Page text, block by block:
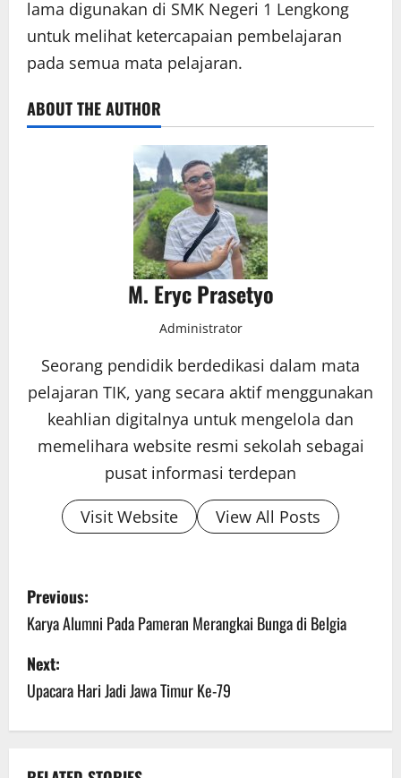
lama digunakan di SMK Negeri 1 Lengkong
untuk melihat ketercapaian pembelajaran
pada semua mata pelajaran.
ABOUT THE AUTHOR
M. Eryc Prasetyo
Administrator
Seorang pendidik berdedikasi dalam mata
pelajaran TIK, yang secara aktif menggunakan
keahlian digitalnya untuk mengelola dan
memelihara website resmi sekolah sebagai
pusat informasi terdepan
Visit Website View All Posts
P
o
s
t
n
Previous:
Karya Alumni Pada Pameran Merangkai Bunga di Belgia
Next:
Upacara Hari Jadi Jawa Timur Ke-79